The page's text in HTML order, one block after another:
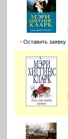
Оставить заявку